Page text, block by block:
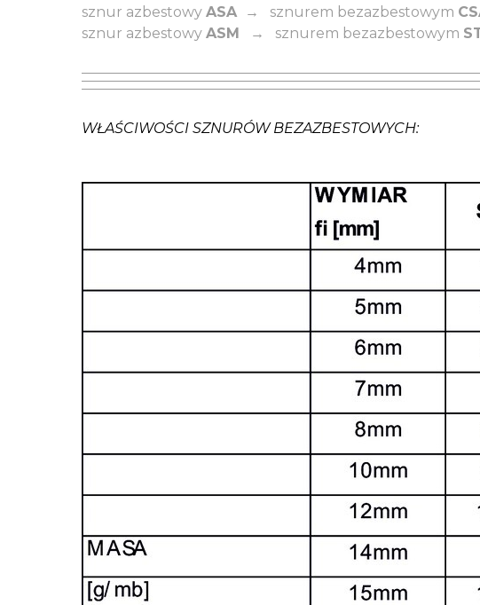
sznur azbestowy ASA → sznurem bezazbestowym
sznur azbestowy ASM → sznurem bezazbestowym
WŁAŚCIWOŚCI SZNURÓW BEZAZBESTOWYCH: